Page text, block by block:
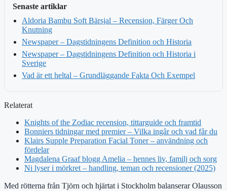
Senaste artiklar
Aldoria Bambu Soft Bärsjal – Recension, Färger Och
Knutning
Newspaper – Dagstidningens Definition och Historia
Newspaper – Dagstidningens Definition och Historia i
Sverige
Vad är ett heltal – Grundläggande Fakta Och Exempel
Relaterat
Knights of the Zodiac recension, tittarguide och framtid
Bonniers tidningar med premier – Vilka ingår och vad får du
Klairs Supple Preparation Facial Toner – användning och
fördelar
Magdalena Graaf blogg Amelia – hennes liv, familj och sorg
Ni lyser i mörkret – handling, teman och recensioner (2025)
Med rötterna från Tjörn och hjärtat i Stockholm balanserar Olausson